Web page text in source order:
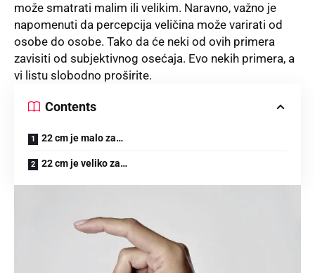
može smatrati malim ili velikim. Naravno, važno je
napomenuti da percepcija veličina može varirati od
osobe do osobe. Tako da će neki od ovih primera
zavisiti od subjektivnog osećaja. Evo nekih primera, a
vi listu slobodno proširite.
Contents
22 cm je malo za…
22 cm je veliko za…